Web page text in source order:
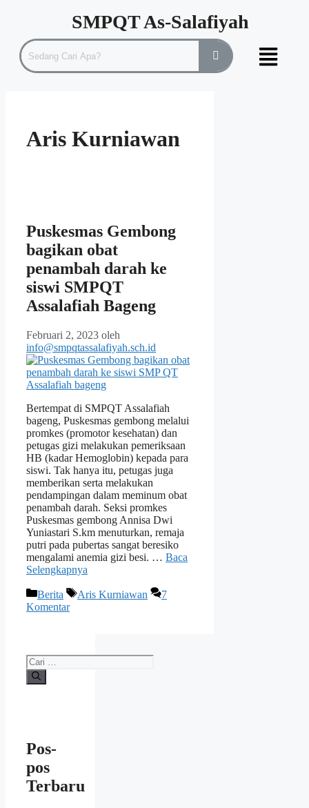
SMPQT As-Salafiyah
Aris Kurniawan
Puskesmas Gembong
bagikan obat
penambah darah ke
siswi SMPQT
Assalafiah Bageng
Februari 2, 2023 oleh
info@smpqtassalafiyah.sch.id
Bertempat di SMPQT Assalafiah
bageng, Puskesmas gembong melalui
promkes (promotor kesehatan) dan
petugas gizi melakukan pemeriksaan
HB (kadar Hemoglobin) kepada para
siswi. Tak hanya itu, petugas juga
memberikan serta melakukan
pendampingan dalam meminum obat
penambah darah. Seksi promkes
Puskesmas gembong Annisa Dwi
Yuniastari S.km menuturkan, remaja
putri pada pubertas sangat beresiko
mengalami anemia gizi besi. … Baca
Selengkapnya
Berita Aris Kurniawan
7
Komentar
Pos-
pos
Terbaru